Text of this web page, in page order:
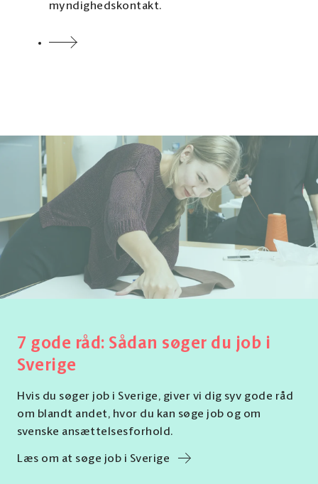
myndighedskontakt.
7 gode råd: Sådan søger du job i
Sverige
Hvis du søger job i Sverige, giver vi dig syv gode råd
om blandt andet, hvor du kan søge job og om
svenske ansættelsesforhold.
Læs om at søge job i Sverige